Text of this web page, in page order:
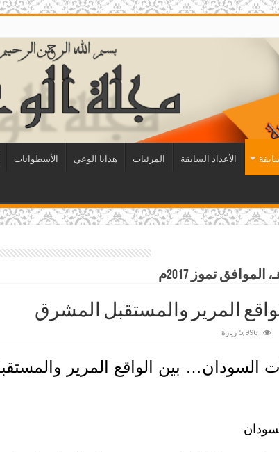
الأعداد السابقة المرئيات هدايا الوعي الأسطوانات
المرير والمستقبل المشرق
5,996 زيارة
السودان… بين الواقع المرير